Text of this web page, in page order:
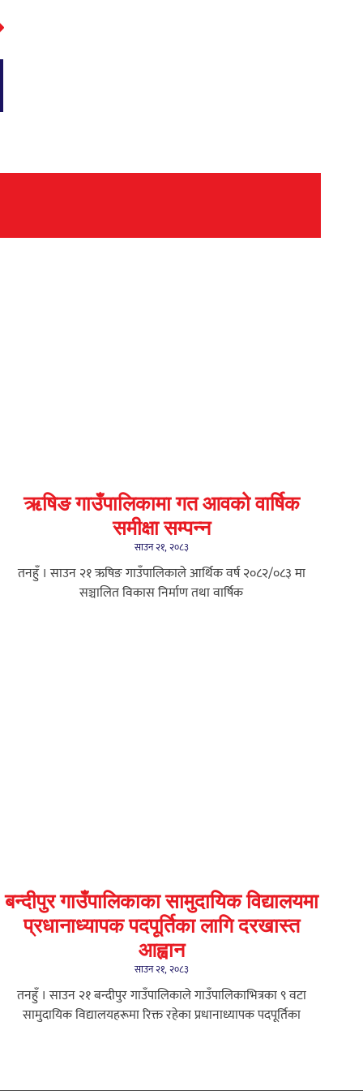
ऋषिङ गाउँपालिकामा गत आवको वार्षिक
समीक्षा सम्पन्न
साउन २१, २०८३
तनहुँ । साउन २१ ऋषिङ गाउँपालिकाले आर्थिक वर्ष २०८२/०८३ मा
सञ्चालित विकास निर्माण तथा वार्षिक
बन्दीपुर गाउँपालिकाका सामुदायिक विद्यालयमा
प्रधानाध्यापक पदपूर्तिका लागि दरखास्त
आह्वान
साउन २१, २०८३
तनहुँ । साउन २१ बन्दीपुर गाउँपालिकाले गाउँपालिकाभित्रका ९ वटा
सामुदायिक विद्यालयहरूमा रिक्त रहेका प्रधानाध्यापक पदपूर्तिका